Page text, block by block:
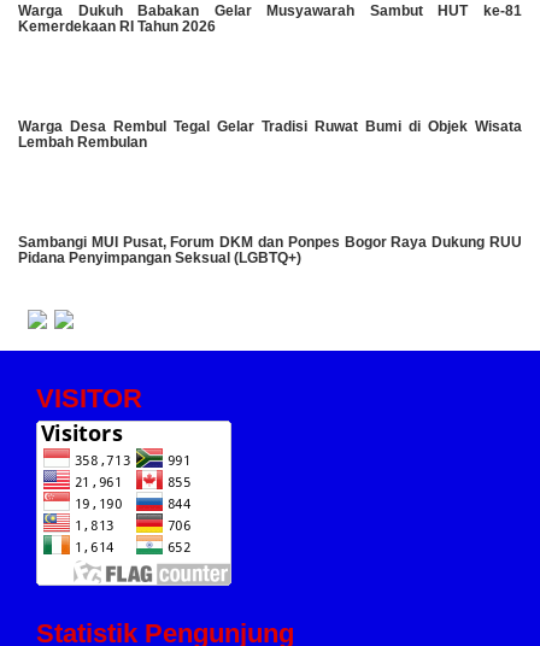
Warga Dukuh Babakan Gelar Musyawarah Sambut HUT ke-81
Kemerdekaan RI Tahun 2026
Warga Desa Rembul Tegal Gelar Tradisi Ruwat Bumi di Objek Wisata
Lembah Rembulan
Sambangi MUI Pusat, Forum DKM dan Ponpes Bogor Raya Dukung RUU
Pidana Penyimpangan Seksual (LGBTQ+)
VISITOR
Statistik Pengunjung